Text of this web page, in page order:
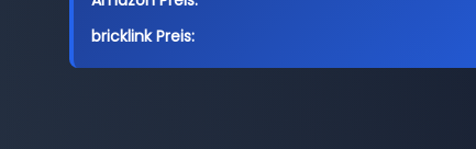
bricklink Preis: